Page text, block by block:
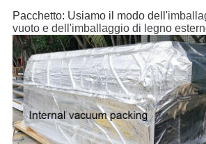
Pacchetto: Usiamo il modo dell'
vuoto e dell'imballaggio di legno